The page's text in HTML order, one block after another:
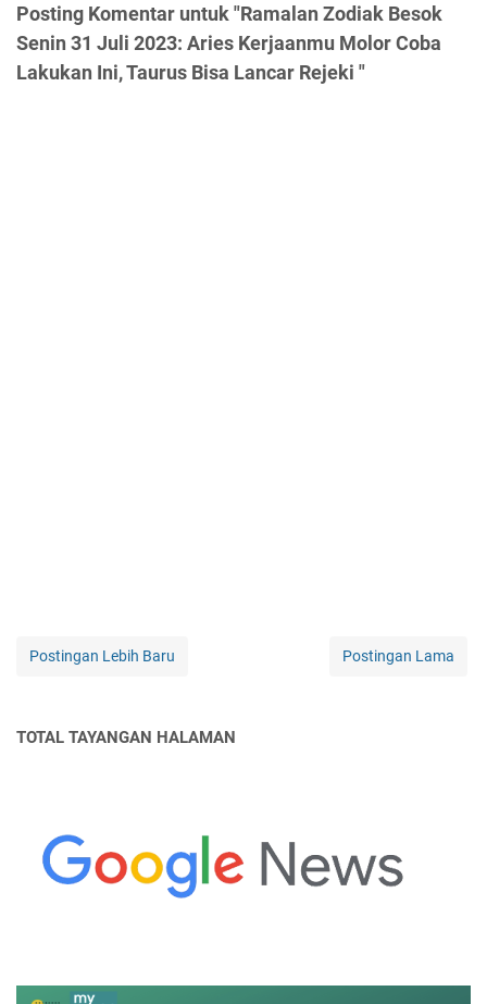
Posting Komentar untuk "Ramalan Zodiak Besok
Senin 31 Juli 2023: Aries Kerjaanmu Molor Coba
Lakukan Ini, Taurus Bisa Lancar Rejeki "
Postingan Lebih Baru Postingan Lama
TOTAL TAYANGAN HALAMAN